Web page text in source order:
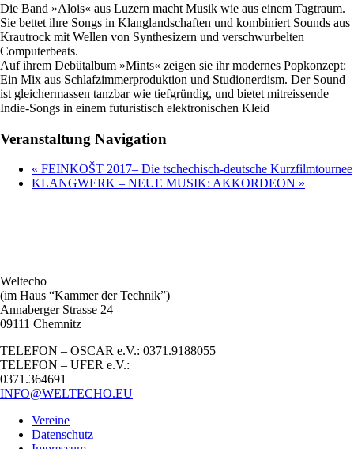
Die Band »Alois« aus Luzern macht Musik wie aus einem Tagtraum.
Sie bettet ihre Songs in Klanglandschaften und kombiniert Sounds aus
Krautrock mit Wellen von Synthesizern und verschwurbelten
Computerbeats.
Auf ihrem Debütalbum »Mints« zeigen sie ihr modernes Popkonzept:
Ein Mix aus Schlafzimmerproduktion und Studionerdism. Der Sound
ist gleichermassen tanzbar wie tiefgründig, und bietet mitreissende
Indie-Songs in einem futuristisch elektronischen Kleid
Veranstaltung Navigation
« FEINKOŠT 2017– Die tschechisch-deutsche Kurzfilmtournee
KLANGWERK – NEUE MUSIK: AKKORDEON »
Weltecho
(im Haus “Kammer der Technik”)
Annaberger Strasse 24
09111 Chemnitz
TELEFON – OSCAR e.V.: 0371.9188055
TELEFON – UFER e.V.:
0371.364691
INFO@WELTECHO.EU
Vereine
Datenschutz